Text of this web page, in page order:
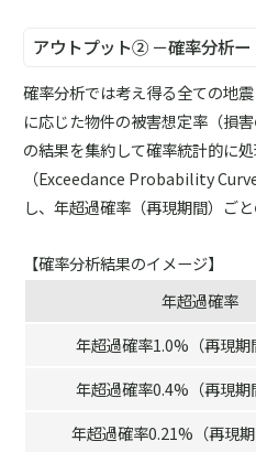
アウトプット② －確率分析ー
確率分析では考え得る全ての地
に応じた物件の被害想定率（損
の結果を集約して確率統計的に
（Exceedance Probability
し、年超過確率（再現期間）ご
【確率分析結果のイメージ】
年超過確率
年超過確率1.0%（再現期
年超過確率0.4%（再現期
年超過確率0.21%（再現期